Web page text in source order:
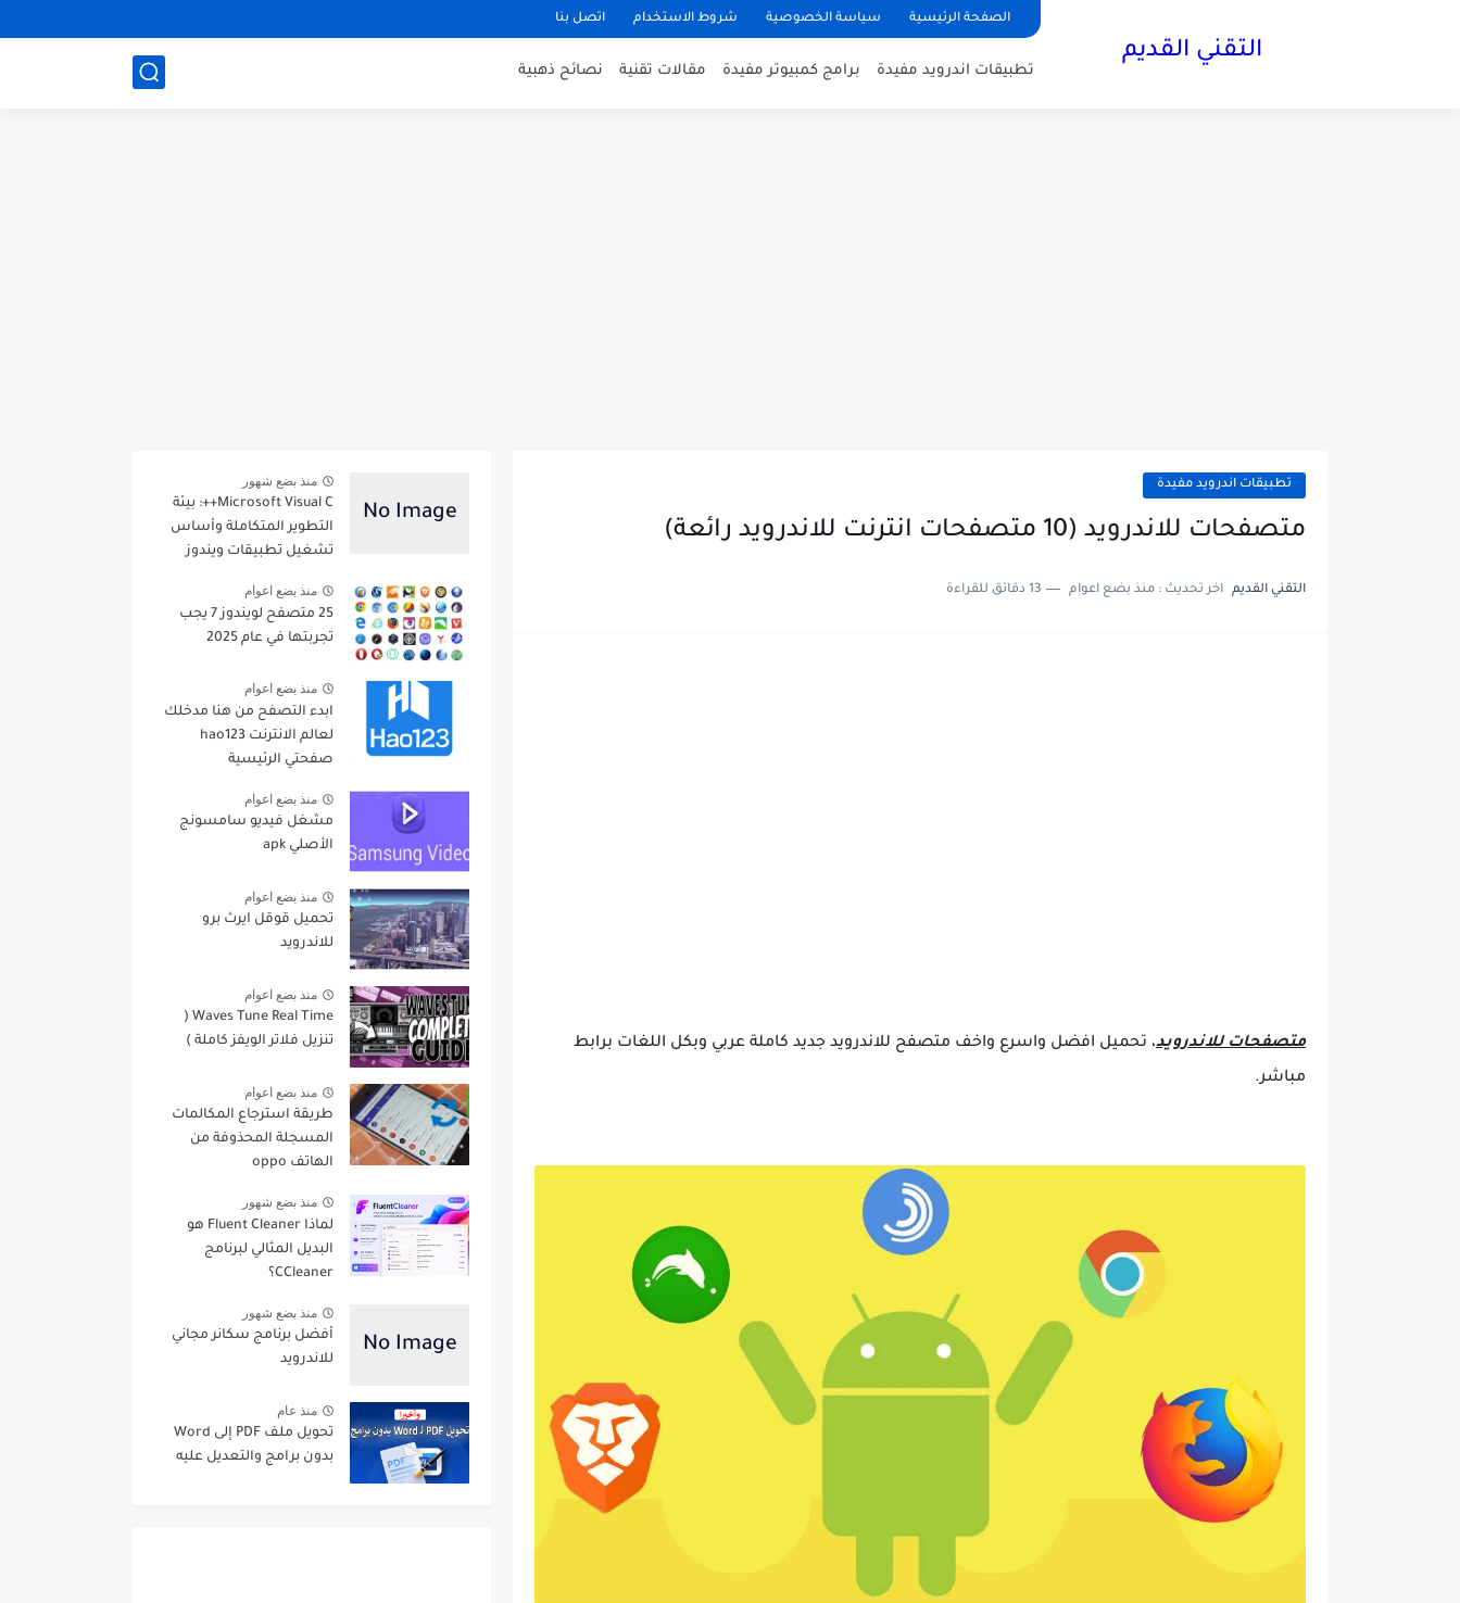
الصفحة الرئيسية سياسة الخصوصية شروط الاستخدام اتصل بنا
التقني القديم
تطبيقات اندرويد مفيدة برامج كمبيوتر مفيدة مقالات تقنية نصائح ذهبية
تطبيقات اندرويد مفيدة
متصفحات للاندرويد (10 متصفحات انترنت للاندرويد رائعة)
التقني القديم اخر تحديث : منذ بضع اعوام 13 دقائق للقراءة
متصفحات للاندرويد، تحميل افضل واسرع واخف متصفح للاندرويد جديد كاملة عربي وبكل اللغات برابط
مباشر.
منذ بضع شهور
Microsoft Visual C++: بيئة
التطوير المتكاملة وأساس
تشغيل تطبيقات ويندوز
منذ بضع اعوام
25 متصفح لويندوز 7 يجب
تجربتها في عام 2025
منذ بضع اعوام
ابدء التصفح من هنا مدخلك
لعالم الانترنت hao123
صفحتي الرئيسية
منذ بضع اعوام
مشغل فيديو سامسونج
الأصلي apk
منذ بضع اعوام
تحميل قوقل ايرث برو
للاندرويد
منذ بضع اعوام
Waves Tune Real Time (
تنزيل فلاتر الويفز كاملة )
منذ بضع اعوام
طريقة استرجاع المكالمات
المسجلة المحذوفة من
الهاتف oppo
منذ بضع شهور
لماذا Fluent Cleaner هو
البديل المثالي لبرنامج
CCleaner؟
منذ بضع شهور
أفضل برنامج سكانر مجاني
للاندرويد
منذ عام
تحويل ملف PDF إلى Word
بدون برامج والتعديل عليه